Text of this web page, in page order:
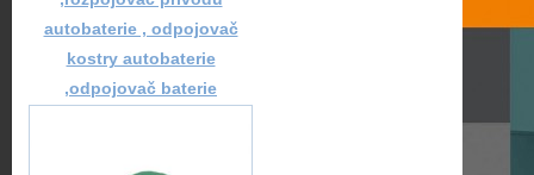
autobaterie , odpojovač
kostry autobaterie
,odpojovač baterie